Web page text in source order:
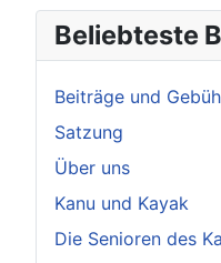
Beliebteste
Beiträge und
Satzung
Über uns
Kanu und Kayak
Die Senioren des